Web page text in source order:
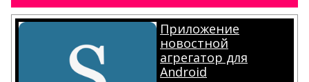
Приложение
новостной
агрегатор для
Android